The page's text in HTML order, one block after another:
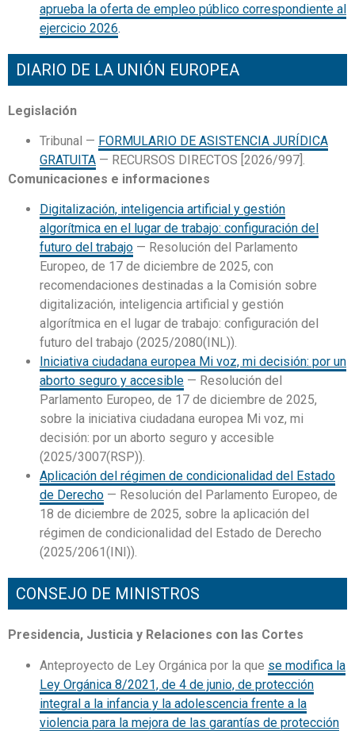
aprueba la oferta de empleo público correspondiente al
ejercicio 2026.
DIARIO DE LA UNIÓN EUROPEA
Legislación
Tribunal — FORMULARIO DE ASISTENCIA JURÍDICA
GRATUITA — RECURSOS DIRECTOS [2026/997].
Comunicaciones e informaciones
Digitalización, inteligencia artificial y gestión
algorítmica en el lugar de trabajo: configuración del
futuro del trabajo — Resolución del Parlamento
Europeo, de 17 de diciembre de 2025, con
recomendaciones destinadas a la Comisión sobre
digitalización, inteligencia artificial y gestión
algorítmica en el lugar de trabajo: configuración del
futuro del trabajo (2025/2080(INL)).
Iniciativa ciudadana europea Mi voz, mi decisión: por un
aborto seguro y accesible — Resolución del
Parlamento Europeo, de 17 de diciembre de 2025,
sobre la iniciativa ciudadana europea Mi voz, mi
decisión: por un aborto seguro y accesible
(2025/3007(RSP)).
Aplicación del régimen de condicionalidad del Estado
de Derecho — Resolución del Parlamento Europeo, de
18 de diciembre de 2025, sobre la aplicación del
régimen de condicionalidad del Estado de Derecho
(2025/2061(INI)).
CONSEJO DE MINISTROS
Presidencia, Justicia y Relaciones con las Cortes
Anteproyecto de Ley Orgánica por la que se modifica la
Ley Orgánica 8/2021, de 4 de junio, de protección
integral a la infancia y la adolescencia frente a la
violencia para la mejora de las garantías de protección